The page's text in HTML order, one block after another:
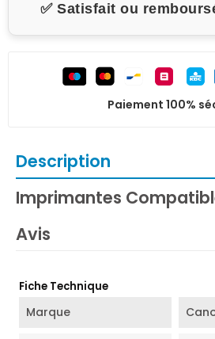
✅ Satisfait ou
Paiement 100%
Description
Imprimantes
Avis
Fiche Technique
Marque